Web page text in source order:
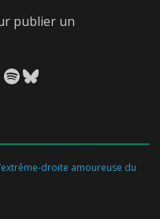
publier un
Spotify
Bluesky
droite amoureuse du